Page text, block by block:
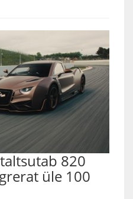
820
üle 100